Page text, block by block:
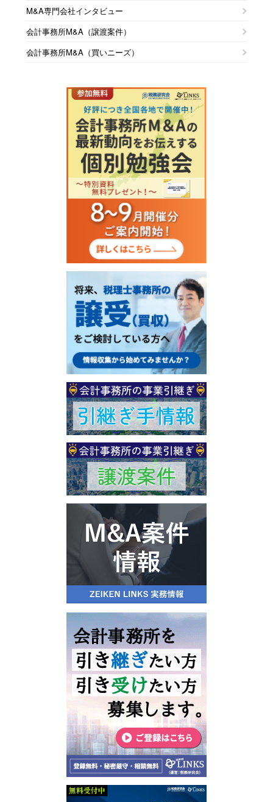
M&A専門会社インタビュー
会計事務所M&A（譲渡案件）
会計事務所M&A（買いニーズ）